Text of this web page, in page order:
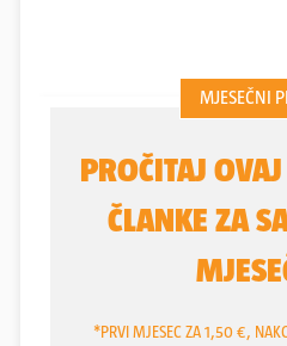
nedovršene Sveučilišne
Blatu. Do velikog požara
-1, od ranih 2000-ih, a
informacijama, čak i ranije
za skladištenje svega i
ćemo se reći, svojevrsna
originalnom projektu taj je